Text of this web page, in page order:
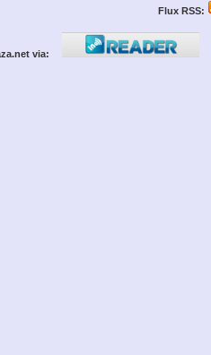
Flux RSS:
via: